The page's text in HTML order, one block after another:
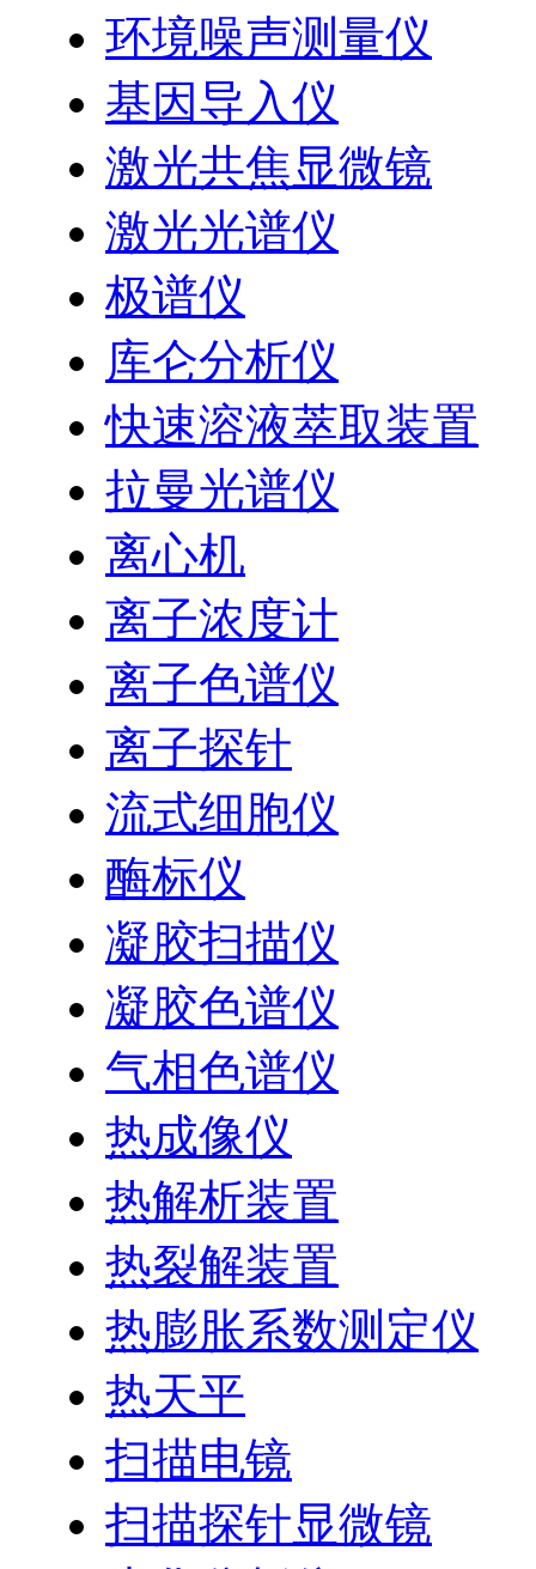
环境噪声测量仪
基因导入仪
激光共焦显微镜
激光光谱仪
极谱仪
库仑分析仪
快速溶液萃取装置
拉曼光谱仪
离心机
离子浓度计
离子色谱仪
离子探针
流式细胞仪
酶标仪
凝胶扫描仪
凝胶色谱仪
气相色谱仪
热成像仪
热解析装置
热裂解装置
热膨胀系数测定仪
热天平
扫描电镜
扫描探针显微镜